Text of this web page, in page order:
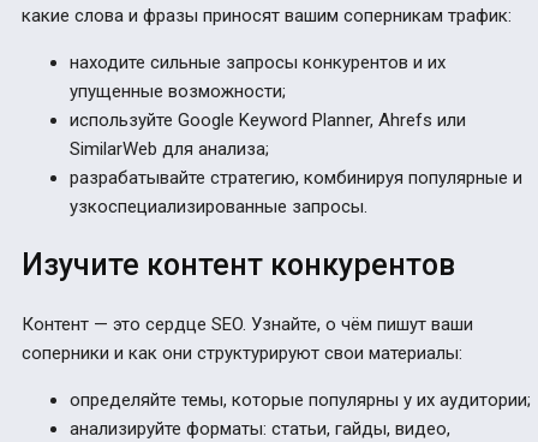
какие слова и фразы приносят вашим соперникам трафик:
находите сильные запросы конкурентов и их
упущенные возможности;
используйте Google Keyword Planner, Ahrefs или
SimilarWeb для анализа;
разрабатывайте стратегию, комбинируя популярные и
узкоспециализированные запросы.
Изучите контент конкурентов
Контент — это сердце SEO. Узнайте, о чём пишут ваши
соперники и как они структурируют свои материалы:
определяйте темы, которые популярны у их аудитории;
анализируйте форматы: статьи, гайды, видео,